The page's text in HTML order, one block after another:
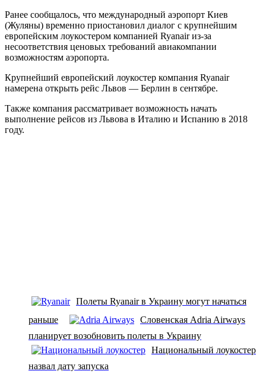
Ранее сообщалось, что международный аэропорт Киев
(Жуляны) временно приостановил диалог с крупнейшим
европейским лоукостером компанией Ryanair из-за
несоответствия ценовых требований авиакомпании
возможностям аэропорта.
Крупнейший европейский лоукостер компания Ryanair
намерена открыть рейс Львов — Берлин в сентябре.
Также компания рассматривает возможность начать
выполнение рейсов из Львова в Италию и Испанию в 2018
году.
Полеты Ryanair в Украину могут начаться
раньше
Словенская Adria Airways
планирует возобновить полеты в Украину
Национальный лоукостер
назвал дату запуска